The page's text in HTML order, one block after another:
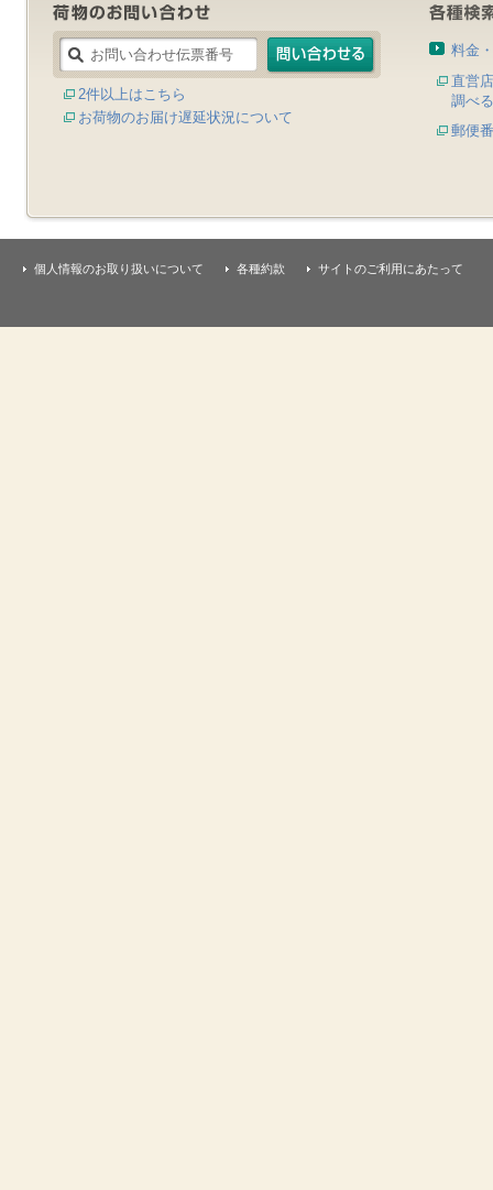
2件以上はこちら
お荷物のお届け遅延状況について
料金
直営
調べる
郵便
個人情報のお取り扱いについて 各種約款 サイトのご利用にあたって